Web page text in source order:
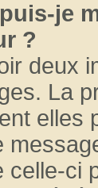
je
?
deux
La
elles
celle-ci